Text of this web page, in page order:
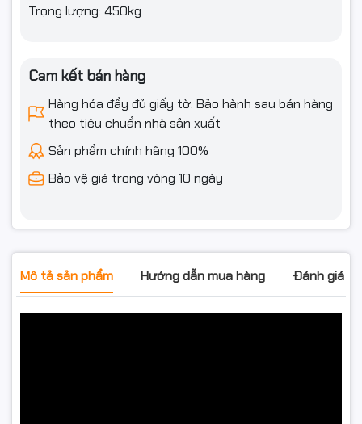
Trọng lượng: 450kg
Cam kết bán hàng
Hàng hóa đầy đủ giấy tờ. Bảo hành sau bán hàng
theo tiêu chuẩn nhà sản xuất
Sản phẩm chính hãng 100%
Bảo vệ giá trong vòng 10 ngày
Mô tả sản phẩm Hướng dẫn mua hàng Đánh giá